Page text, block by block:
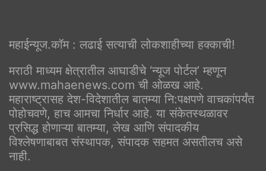
महाईन्यूज.कॉम : लढाई सत्याची लोकशाहीच्या हक्काची!
मराठी माध्यम क्षेत्रातील आघाडीचे ‘न्यूज पोर्टल’ म्हणून
www.mahaenews.com ची ओळख आहे.
महाराष्ट्रासह देश-विदेशातील बातम्या नि:पक्षपणे वाचकांपर्यंत
पोहोचवणे, हाच आमचा निर्धार आहे. या संकेतस्थळावर
प्रसिद्ध होणाऱ्या बातम्या, लेख आणि संपादकीय
विश्लेषणाबाबत संस्थापक, संपादक सहमत असतीलच असे
नाही.